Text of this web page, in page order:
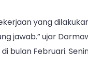
yang
jawab.” ujar
bulan Februari.